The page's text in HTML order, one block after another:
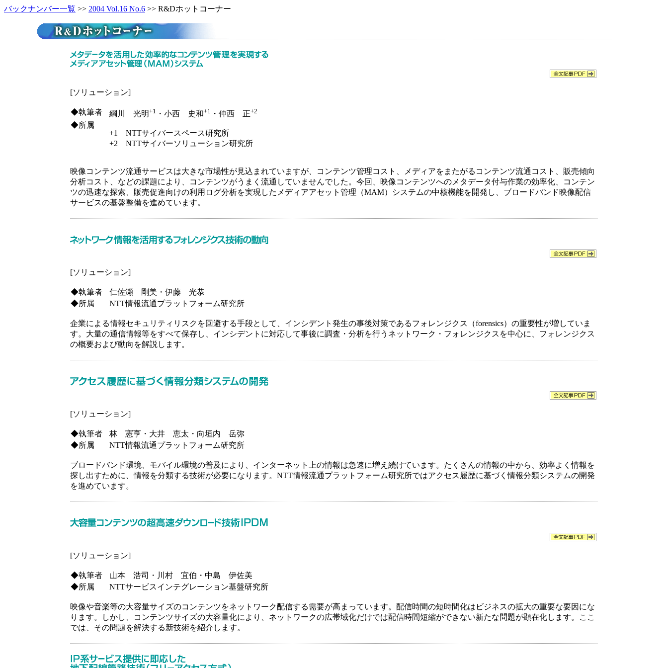
バックナンバー一覧 >> 2004 Vol.16 No.6 >> R&Dホットコーナー
[ソリューション]
◆執筆者 綱川 光明+1 ・小西 史和+1 ・仲西 正+2
◆所属
+1 NTTサイバースペース研究所
+2 NTTサイバーソリューション研究所
映像コンテンツ流通サービスは大きな市場性が見込まれていますが、コンテンツ管理コスト、メディアをまたがるコンテンツ流通コスト、販売傾向
分析コスト、などの課題により、コンテンツがうまく流通していませんでした。今回、映像コンテンツへのメタデータ付与作業の効率化、コンテン
ツの迅速な探索、販売促進向けの利用ログ分析を実現したメディアアセット管理（MAM）システムの中核機能を開発し、ブロードバンド映像配信
サービスの基盤整備を進めています。
[ソリューション]
◆執筆者
仁佐瀬 剛美・伊藤 光恭
◆所属
NTT情報流通プラットフォーム研究所
企業による情報セキュリティリスクを回避する手段として、インシデント発生の事後対策であるフォレンジクス（forensics）の重要性が増していま
す。大量の通信情報等をすべて保存し、インシデントに対応して事後に調査・分析を行うネットワーク・フォレンジクスを中心に、フォレンジクス
の概要および動向を解説します。
[ソリューション]
◆執筆者
林 憲亨・大井 恵太・向垣内 岳弥
◆所属
NTT情報流通プラットフォーム研究所
ブロードバンド環境、モバイル環境の普及により、インターネット上の情報は急速に増え続けています。たくさんの情報の中から、効率よく情報を
探し出すために、情報を分類する技術が必要になります。NTT情報流通プラットフォーム研究所ではアクセス履歴に基づく情報分類システムの開発
を進めています。
[ソリューション]
◆執筆者
山本 浩司・川村 宜伯・中島 伊佐美
◆所属
NTTサービスインテグレーション基盤研究所
映像や音楽等の大容量サイズのコンテンツをネットワーク配信する需要が高まっています。配信時間の短時間化はビジネスの拡大の重要な要因にな
ります。しかし、コンテンツサイズの大容量化により、ネットワークの広帯域化だけでは配信時間短縮ができない新たな問題が顕在化します。ここ
では、その問題を解決する新技術を紹介します。